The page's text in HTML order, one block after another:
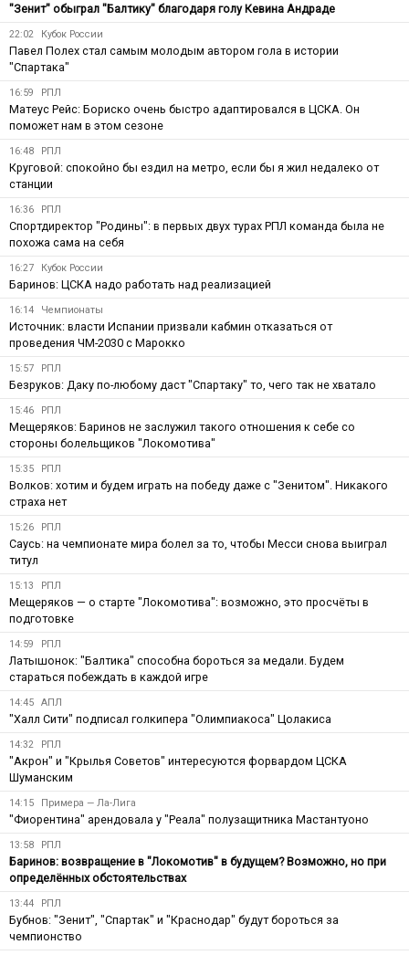
"Зенит" обыграл "Балтику" благодаря голу Кевина Андраде
22:02 Кубок России
Павел Полех стал самым молодым автором гола в истории
"Спартака"
16:59 РПЛ
Матеус Рейс: Бориско очень быстро адаптировался в ЦСКА. Он
поможет нам в этом сезоне
16:48 РПЛ
Круговой: спокойно бы ездил на метро, если бы я жил недалеко от
станции
16:36 РПЛ
Спортдиректор "Родины": в первых двух турах РПЛ команда была не
похожа сама на себя
16:27 Кубок России
Баринов: ЦСКА надо работать над реализацией
16:14 Чемпионаты
Источник: власти Испании призвали кабмин отказаться от
проведения ЧМ-2030 с Марокко
15:57 РПЛ
Безруков: Даку по-любому даст "Спартаку" то, чего так не хватало
15:46 РПЛ
Мещеряков: Баринов не заслужил такого отношения к себе со
стороны болельщиков "Локомотива"
15:35 РПЛ
Волков: хотим и будем играть на победу даже с "Зенитом". Никакого
страха нет
15:26 РПЛ
Саусь: на чемпионате мира болел за то, чтобы Месси снова выиграл
титул
15:13 РПЛ
Мещеряков — о старте "Локомотива": возможно, это просчёты в
подготовке
14:59 РПЛ
Латышонок: "Балтика" способна бороться за медали. Будем
стараться побеждать в каждой игре
14:45 АПЛ
"Халл Сити" подписал голкипера "Олимпиакоса" Цолакиса
14:32 РПЛ
"Акрон" и "Крылья Советов" интересуются форвардом ЦСКА
Шуманским
14:15 Примера — Ла-Лига
"Фиорентина" арендовала у "Реала" полузащитника Мастантуоно
13:58 РПЛ
Баринов: возвращение в "Локомотив" в будущем? Возможно, но при
определённых обстоятельствах
13:44 РПЛ
Бубнов: "Зенит", "Спартак" и "Краснодар" будут бороться за
чемпионство